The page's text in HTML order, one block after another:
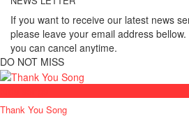
If you want to receive our latest news
please leave your email address
you can cancel anytime.
DO NOT MISS
Thank You Song